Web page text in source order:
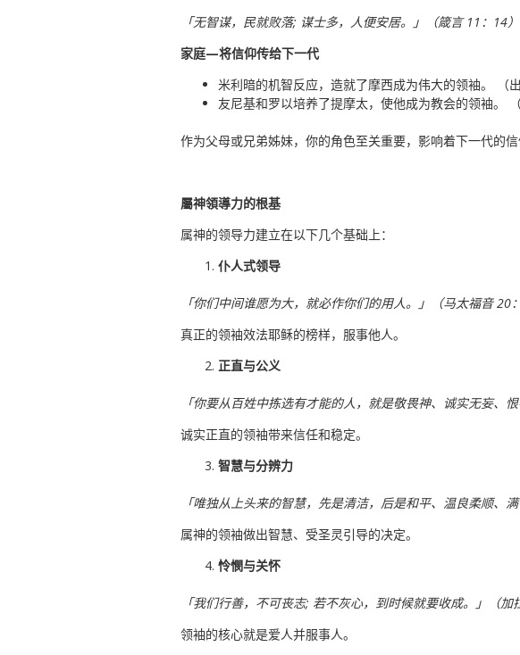
「无智谋，民就败落; 谋士多，人便安居。」（箴言 11：14）
家庭—将信仰传给下一代
米利暗的机智反应，造就了摩西成为伟大的领袖。 （
友尼基和罗以培养了提摩太，使他成为教会的领袖。
作为父母或兄弟姊妹，你的角色至关重要，影响着下一代的
屬神領導力的根基
属神的领导力建立在以下几个基础上：
仆人式领导
「你们中间谁愿为大，就必作你们的用人。」（马太福音 20
真正的领袖效法耶稣的榜样，服事他人。
正直与公义
「你要从百姓中拣选有才能的人，就是敬畏神、诚实无妄、
诚实正直的领袖带来信任和稳定。
智慧与分辨力
「唯独从上头来的智慧，先是清洁，后是和平、温良柔顺、
属神的领袖做出智慧、受圣灵引导的决定。
怜憫与关怀
「我们行善，不可丧志; 若不灰心，到时候就要收成。」（加
领袖的核心就是爱人并服事人。